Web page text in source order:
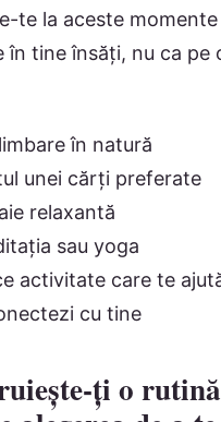
te la aceste momente
în tine însăți, nu ca pe
în natură
unei cărți preferate
relaxantă
sau yoga
activitate care te
cu tine
ți o